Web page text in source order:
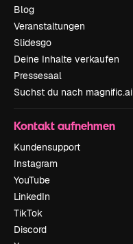
Blog
Veranstaltungen
Slidesgo
Deine Inhalte verkaufen
Pressesaal
Suchst du nach magnific.ai
Kontakt aufnehmen
Kundensupport
Instagram
YouTube
LinkedIn
TikTok
Discord